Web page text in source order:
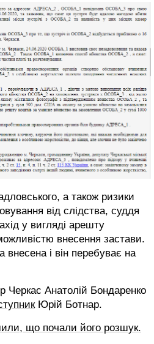
а також ризики
від слідства, суддя
у вигляді арешту
внесення застави.
внесена і він перебуває на
Черкас Анатолій Бондаренко
Юрій Ботнар.
що почали його розшук.